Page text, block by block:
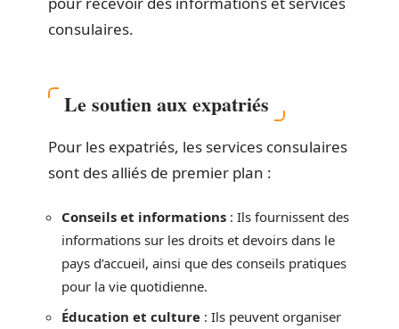
consulaires.
Le soutien aux expatriés
Pour les expatriés, les services consulaires
sont des alliés de premier plan :
Conseils et informations : Ils fournissent des
informations sur les droits et devoirs dans le
pays d’accueil, ainsi que des conseils pratiques
pour la vie quotidienne.
Éducation et culture : Ils peuvent organiser